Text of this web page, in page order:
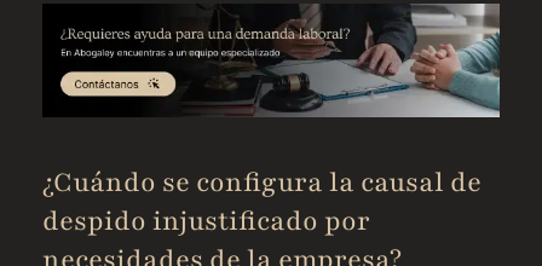
¿Cuándo se configura la causal de
despido injustificado por